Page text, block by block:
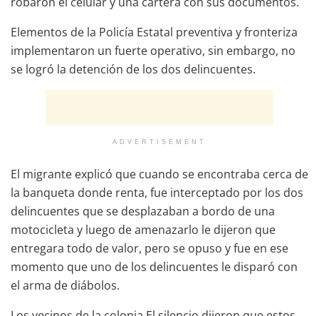
Elementos de la Policía Estatal preventiva y fronteriza
implementaron un fuerte operativo, sin embargo, no
se logró la detención de los dos delincuentes.
ADVERTISEMENT
El migrante explicó que cuando se encontraba cerca de
la banqueta donde renta, fue interceptado por los dos
delincuentes que se desplazaban a bordo de una
motocicleta y luego de amenazarlo le dijeron que
entregara todo de valor, pero se opuso y fue en ese
momento que uno de los delincuentes le disparó con
el arma de diábolos.